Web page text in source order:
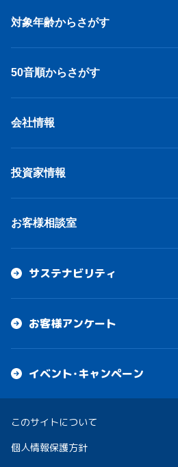
対象年齢からさがす
50音順からさがす
会社情報
投資家情報
お客様相談室
サステナビリティ
お客様アンケート
イベント・キャンペーン
このサイトについて
個人情報保護方針